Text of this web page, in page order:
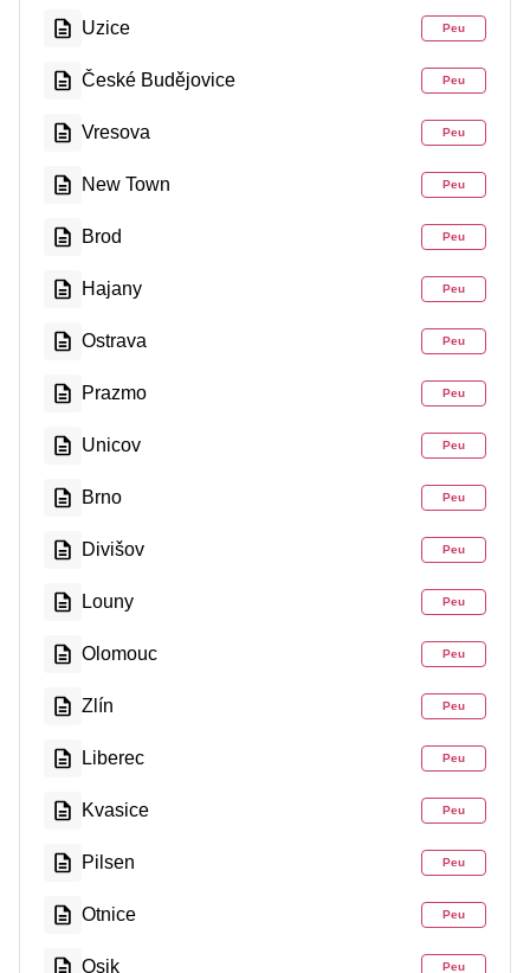
Uzice Peu
České Budějovice Peu
Vresova Peu
New Town Peu
Brod Peu
Hajany Peu
Ostrava Peu
Prazmo Peu
Unicov Peu
Brno Peu
Divišov Peu
Louny Peu
Olomouc Peu
Zlín Peu
Liberec Peu
Kvasice Peu
Pilsen Peu
Otnice Peu
Osik Peu